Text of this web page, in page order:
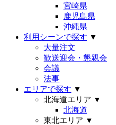
宮崎県
鹿児島県
沖縄県
利用シーンで探す ▼
大量注文
歓送迎会・懇親会
会議
法事
エリアで探す ▼
北海道エリア ▼
北海道
東北エリア ▼